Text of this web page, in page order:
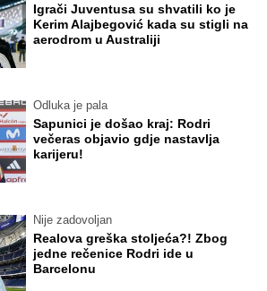
Igrači Juventusa su shvatili ko je
Kerim Alajbegović kada su stigli na
aerodrom u Australiji
Odluka je pala
Sapunici je došao kraj: Rodri
večeras objavio gdje nastavlja
karijeru!
Nije zadovoljan
Realova greška stoljeća?! Zbog
jedne rečenice Rodri ide u
Barcelonu